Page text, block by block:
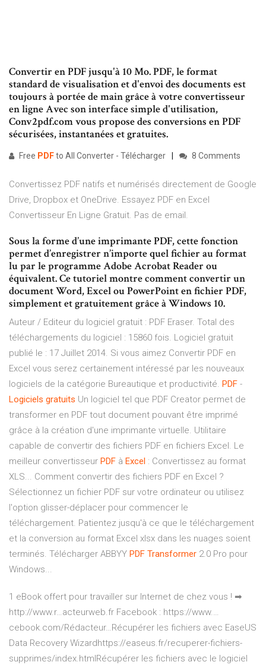
Convertir en PDF jusqu'à 10 Mo. PDF, le format
standard de visualisation et d'envoi des documents est
toujours à portée de main grâce à votre convertisseur
en ligne Avec son interface simple d'utilisation,
Conv2pdf.com vous propose des conversions en PDF
sécurisées, instantanées et gratuites.
Free PDFto All Converter - Télécharger 8 Comments
Convertissez PDF natifs et numérisés directement de Google
Drive, Dropbox et OneDrive. Essayez PDF en Excel
Convertisseur En Ligne Gratuit. Pas de email.
Sous la forme d’une imprimante PDF, cette fonction
permet d’enregistrer n’importe quel fichier au format
lu par le programme Adobe Acrobat Reader ou
équivalent. Ce tutoriel montre comment convertir un
document Word, Excel ou PowerPoint en fichier PDF,
simplement et gratuitement grâce à Windows 10.
Auteur / Editeur du logiciel gratuit : PDF Eraser. Total des
téléchargements du logiciel : 15860 fois. Logiciel gratuit
publié le : 17 Juillet 2014. Si vous aimez Convertir PDF en
Excel vous serez certainement intéressé par les nouveaux
logiciels de la catégorie Bureautique et productivité. PDF -
Logiciels gratuits Un logiciel tel que PDF Creator permet de
transformer en PDF tout document pouvant être imprimé
grâce à la création d'une imprimante virtuelle. Utilitaire
capable de convertir des fichiers PDF en fichiers Excel. Le
meilleur convertisseur PDF à Excel : Convertissez au format
XLS... Comment convertir des fichiers PDF en Excel ?
Sélectionnez un fichier PDF sur votre ordinateur ou utilisez
l'option glisser-déplacer pour commencer le
téléchargement. Patientez jusqu'à ce que le téléchargement
et la conversion au format Excel xlsx dans les nuages soient
terminés. Télécharger ABBYY PDF Transformer 2.0 Pro pour
Windows...
1 eBook offert pour travailler sur Internet de chez vous ! ➡
http://www.r…acteurweb.fr Facebook : https://www.…
cebook.com/Rédacteur…Récupérer les fichiers avec EaseUS
Data Recovery Wizardhttps://easeus.fr/recuperer-fichiers-
supprimes/index.htmlRécupérer les fichiers avec le logiciel